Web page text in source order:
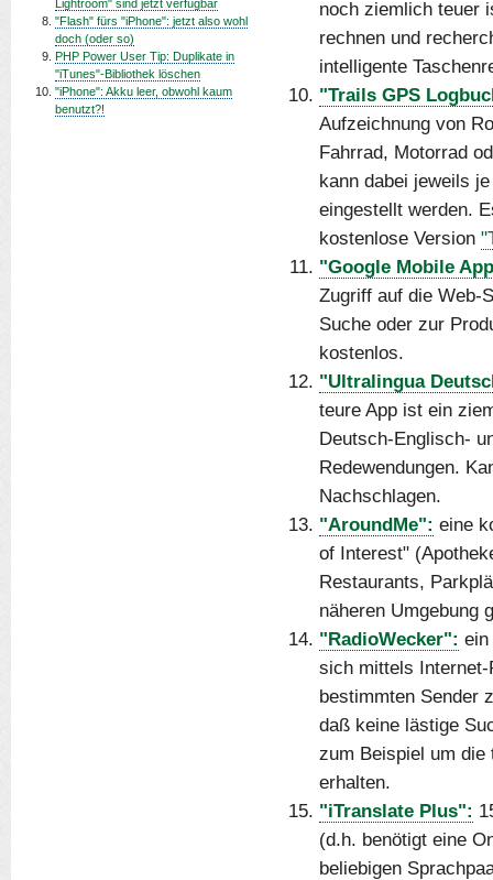
Lightroom" sind jetzt verfügbar
"Flash" fürs "iPhone": jetzt also wohl
doch (oder so)
PHP Power User Tip: Duplikate in
"iTunes"-Bibliothek löschen
"iPhone": Akku leer, obwohl kaum
benutzt?!
noch ziemlich teuer
rechnen und
intelligente
"Trails GPS
Aufzeichnung von
Fahrrad, Motorrad
kann dabei jeweils
eingestellt werden.
kostenlose Version
"Google Mobile
Zugriff auf die Web-
Suche oder zur
kostenlos.
"Ultralingua
teure App ist ein
Deutsch-Englisch-
Redewendungen.
Nachschlagen.
"AroundMe": eine
of Interest"
Restaurants,
näheren Umgebung
"RadioWecker": ein
sich mittels
bestimmten Sender
daß keine lästige
zum Beispiel um die
erhalten.
"iTranslate Plus":
(d.h. benötigt eine
beliebigen